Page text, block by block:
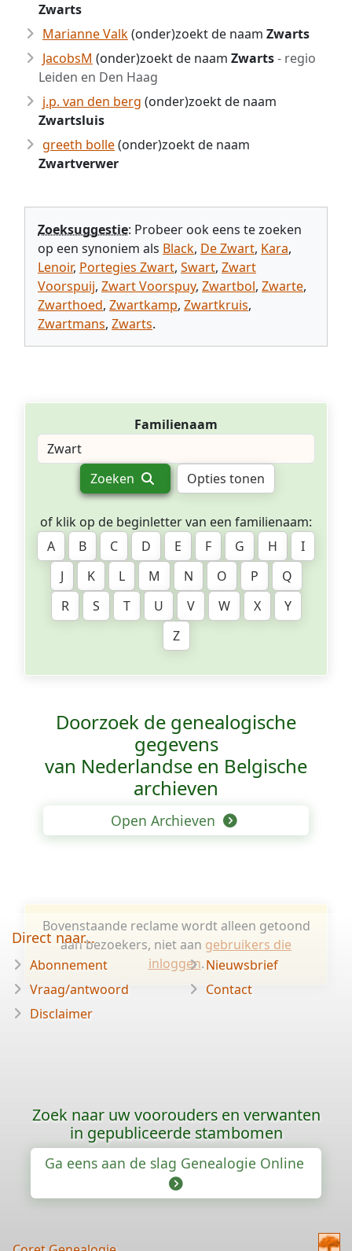
Zwarts
Marianne Valk(onder)zoekt de naam Zwarts
JacobsM (onder)zoekt de naam Zwarts- regio
Leiden en Den Haag
j.p. van den berg (onder)zoekt de naam
Zwartsluis
greeth bolle(onder)zoekt de naam
Zwartverwer
Zoeksuggestie: Probeer ook eens te zoeken
op een synoniem als Black, De Zwart, Kara,
Lenoir, Portegies Zwart, Swart, Zwart
Voorspuij, Zwart Voorspuy, Zwartbol, Zwarte,
Zwarthoed, Zwartkamp, Zwartkruis,
Zwartmans, Zwarts.
Familienaam
Zoeken Opties tonen
of klik op de beginletter van een familienaam:
A
B C D E F G H
I
J
K L M N O P
Q
R
S T U V W X
Y
Z
Doorzoek de genealogische
gegevens
van Nederlandse en Belgische
archieven
Open Archieven
Bovenstaande reclame wordt alleen getoond
aan bezoekers, niet aan gebruikers die
inloggen.
Direct naar...
Abonnement
Vraag/antwoord
Disclaimer
Nieuwsbrief
Contact
Zoek naar uw voorouders en verwanten
in gepubliceerde stambomen
Ga eens aan de slag Genealogie Online